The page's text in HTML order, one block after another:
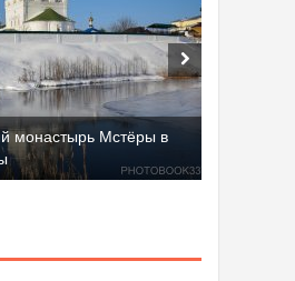
монастырь Мстёры в